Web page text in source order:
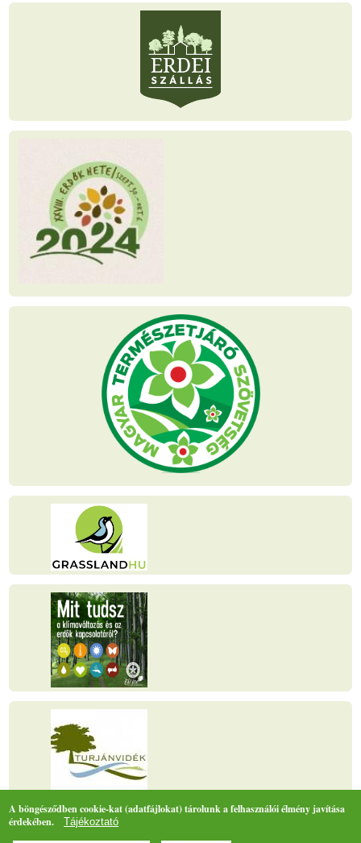
Oldaltérkép
A böngésződben cookie-kat (adatfájlokat) tárolunk a felhasználói élmény javítása
érdekében.
Tájékoztató